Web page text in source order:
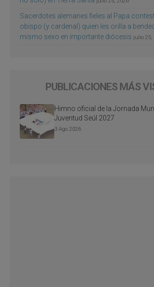
Sacerdotes alemanes fieles al Papa
obispo (y cardenal) quien les orilla a
mismo sexo en importante diócesis julio 25,
PUBLICACIONES MÁS
Himno oficial de la Jornada
Juventud Seúl 2027
3 Ago 2026